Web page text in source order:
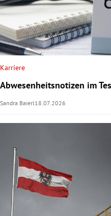
Karriere
Abwesenheitsnotizen im
Sandra Baierl 18.07.2026